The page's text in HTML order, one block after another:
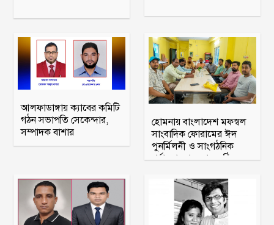
আলফাডাঙ্গায় ক্যাবের কমিটি
গঠন সভাপতি সেকেন্দার,
সম্পাদক বাশার
হোমনায় বাংলাদেশ মফস্বল
সাংবাদিক ফোরামের ঈদ
পুনর্মিলনী ও সাংগঠনিক
পর্যালোচনা সভা অনুষ্ঠিত